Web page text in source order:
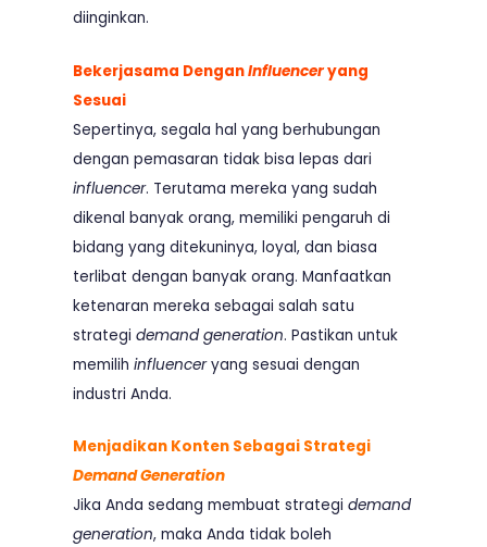
diinginkan.
Bekerjasama DenganInfluenceryang
Sesuai
Sepertinya, segala hal yang berhubungan
dengan pemasaran tidak bisa lepas dari
influencer. Terutama mereka yang sudah
dikenal banyak orang, memiliki pengaruh di
bidang yang ditekuninya, loyal, dan biasa
terlibat dengan banyak orang. Manfaatkan
ketenaran mereka sebagai salah satu
strategi demand generation. Pastikan untuk
memilih influenceryang sesuai dengan
industri Anda.
Menjadikan Konten Sebagai Strategi
Demand Generation
Jika Anda sedang membuat strategi demand
generation, maka Anda tidak boleh